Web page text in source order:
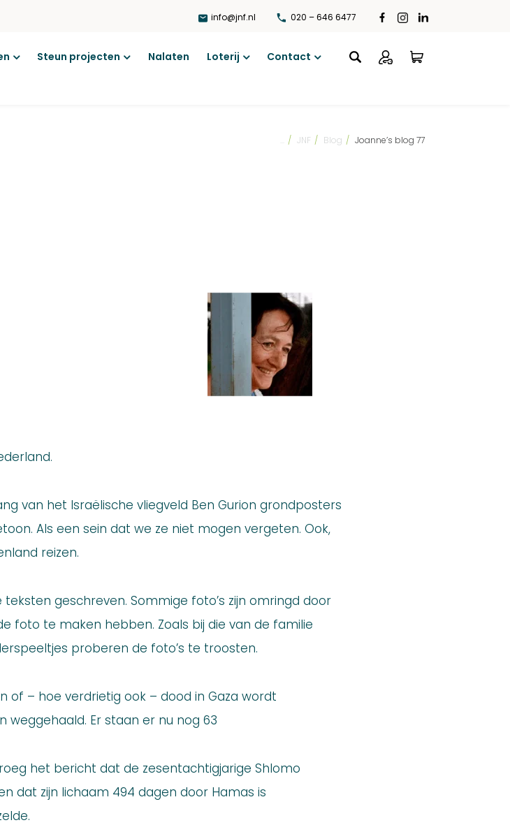
info@jnf.nl 020 – 646 6477
Steun projecten Nalaten Loterij Contact
/ JNF / Blog / Joanne’s blog 77
van het Israëlische vliegveld Ben Gurion grondposters
Als een sein dat we ze niet mogen vergeten. Ook,
reizen.
geschreven. Sommige foto’s zijn omringd door
foto te maken hebben. Zoals bij die van de familie
proberen de foto’s te troosten.
of – hoe verdrietig ook – dood in Gaza wordt
Er staan er nu nog 63
het bericht dat de zesentachtigjarige Shlomo
dat zijn lichaam 494 dagen door Hamas is